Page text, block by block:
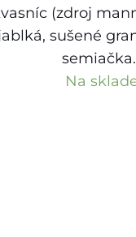
(zdroj
sušené
Na